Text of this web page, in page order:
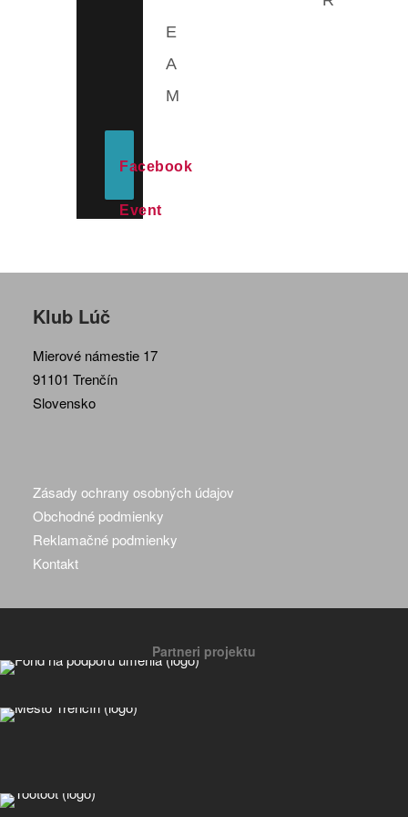
E
A
M
Facebook
Event
Klub Lúč
Mierové námestie 17
91101 Trenčín
Slovensko
Zásady ochrany osobných údajov
Obchodné podmienky
Reklamačné podmienky
Kontakt
Partneri projektu